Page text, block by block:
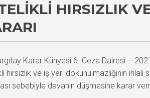
HIRSIZLIK
Karar Künyesi 6. Ceza Dairesi –
hırsızlık ve iş yeri dokunulmazlığının
sebebiyle davanın düşmesine